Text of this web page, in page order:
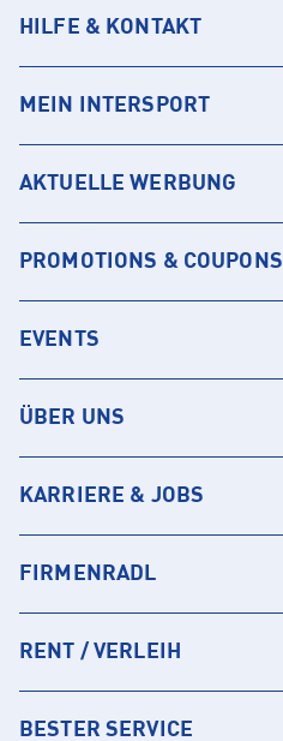
HILFE & KONTAKT
MEIN INTERSPORT
AKTUELLE WERBUNG
PROMOTIONS & COUPONS
EVENTS
ÜBER UNS
KARRIERE & JOBS
FIRMENRADL
RENT / VERLEIH
BESTER SERVICE